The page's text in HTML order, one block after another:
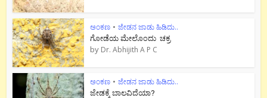
ಅಂಕಣ • ಜೇಡನ ಜಾಡು ಹಿಡಿದು..
ಗೋಡೆಯ ಮೇಲೊಂದು ಚಕ್ರ
by Dr. Abhijith A P C
ಅಂಕಣ • ಜೇಡನ ಜಾಡು ಹಿಡಿದು..
ಜೇಡಕ್ಕೆ ಬಾಲವಿದೆಯಾ?